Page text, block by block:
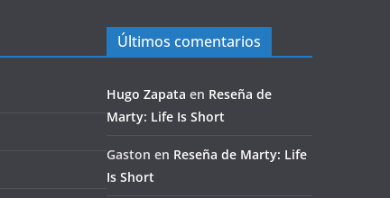
Últimos comentarios
Hugo Zapata en Reseña de
Marty: Life Is Short
Gaston en Reseña de Marty: Life
Is Short